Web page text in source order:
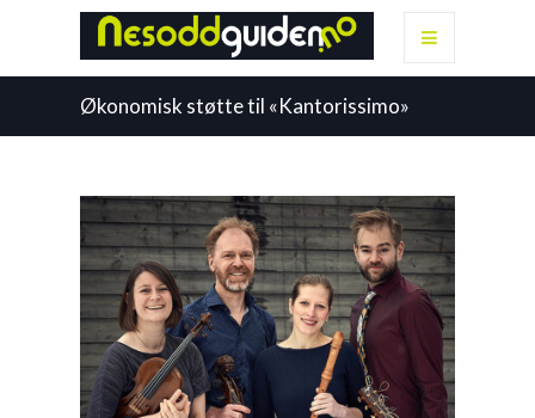
Økonomisk støtte til «Kantorissimo»